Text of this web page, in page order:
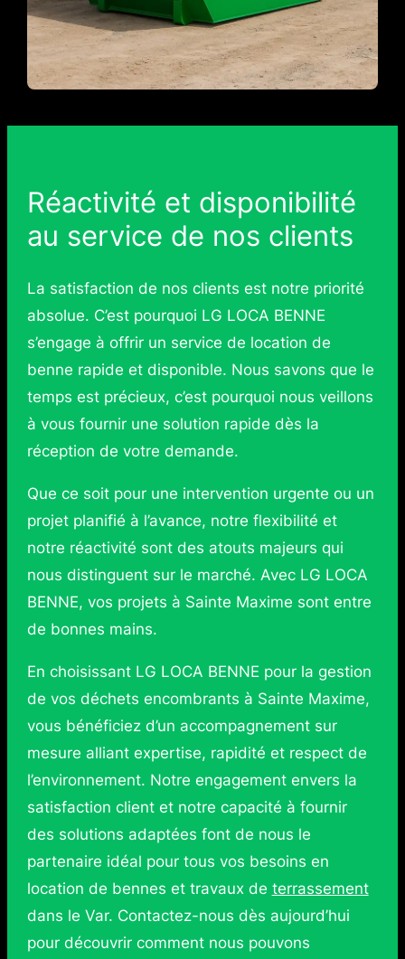
Réactivité et disponibilité
au service de nos clients
La satisfaction de nos clients est notre priorité
absolue. C’est pourquoi LG LOCA BENNE
s’engage à offrir un service de location de
benne rapide et disponible. Nous savons que le
temps est précieux, c’est pourquoi nous veillons
à vous fournir une solution rapide dès la
réception de votre demande.
Que ce soit pour une intervention urgente ou un
projet planifié à l’avance, notre flexibilité et
notre réactivité sont des atouts majeurs qui
nous distinguent sur le marché. Avec LG LOCA
BENNE, vos projets à Sainte Maxime sont entre
de bonnes mains.
En choisissant LG LOCA BENNE pour la gestion
de vos déchets encombrants à Sainte Maxime,
vous bénéficiez d’un accompagnement sur
mesure alliant expertise, rapidité et respect de
l’environnement. Notre engagement envers la
satisfaction client et notre capacité à fournir
des solutions adaptées font de nous le
partenaire idéal pour tous vos besoins en
location de bennes et travaux de terrassement
dans le Var. Contactez-nous dès aujourd’hui
pour découvrir comment nous pouvons